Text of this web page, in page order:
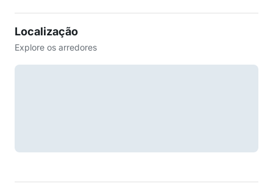
Localização
Explore os arredores